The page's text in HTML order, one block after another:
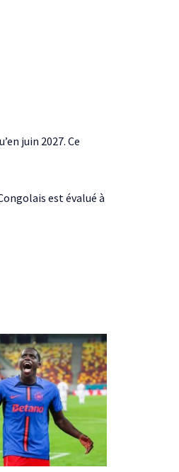
juin 2027. Ce
est évalué à